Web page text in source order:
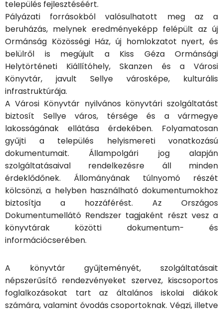
település fejlesztéséért.
Pályázati forrásokból valósulhatott meg az a
beruházás, melynek eredményeképp felépült az új
Ormánság Közösségi Ház, új homlokzatot nyert, és
belülről is megújult a Kiss Géza Ormánsági
Helytörténeti Kiállítóhely, Skanzen és a Városi
Könyvtár, javult Sellye városképe, kulturális
infrastruktúrája.
A Városi Könyvtár nyilvános könyvtári szolgáltatást
biztosít Sellye város, térsége és a vármegye
lakosságának ellátása érdekében. Folyamatosan
gyűjti a település helyismereti vonatkozású
dokumentumait. Állampolgári jog alapján
szolgáltatásaival rendelkezésre áll minden
érdeklődőnek. Állományának túlnyomó részét
kölcsönzi, a helyben használható dokumentumokhoz
biztosítja a hozzáférést. Az Országos
Dokumentumellátó Rendszer tagjaként részt vesz a
könyvtárak közötti dokumentum- és
információcserében.
A könyvtár gyűjteményét, szolgáltatásait
népszerűsítő rendezvényeket szervez, kiscsoportos
foglalkozásokat tart az általános iskolai diákok
számára, valamint óvodás csoportoknak. Végzi, illetve